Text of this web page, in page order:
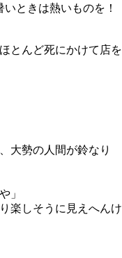
ときは熱いものを！
とんど死にかけて店を
大勢の人間が鈴なり
」
楽しそうに見えへんけ